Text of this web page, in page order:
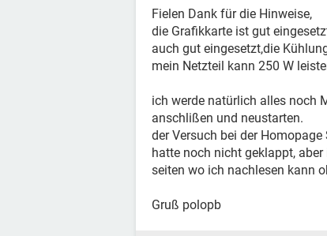
Fielen Dank für die Hinweise,
die Grafikkarte ist gut
auch gut eingesetzt,die
mein Netzteil kann 250 W
ich werde natürlich alles noch
anschlißen und neustarten.
der Versuch bei der
hatte noch nicht geklappt,
seiten wo ich nachlesen kann
Gruß polopb